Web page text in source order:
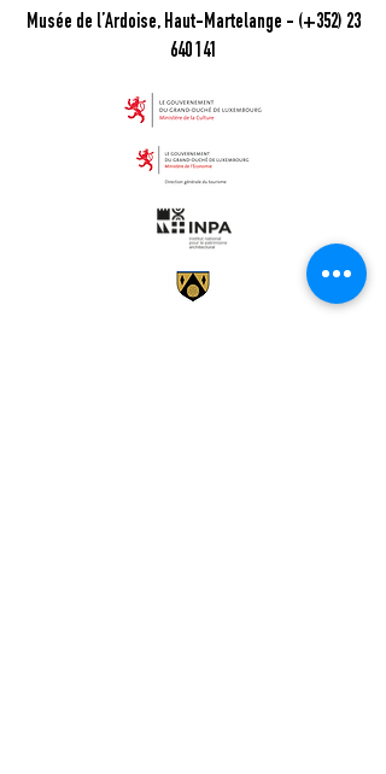
Musée de l’Ardoise, Haut-Martelange - (+352) 23
640 141